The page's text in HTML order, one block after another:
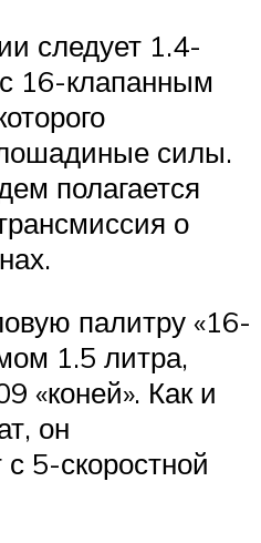
следует 1.4-
16-клапанным
силы.
полагается
о
палитру «16-
1.5 литра,
«коней». Как и
он
5-скоростной